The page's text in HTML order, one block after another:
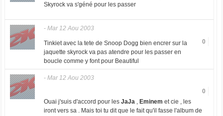
Skyrock va s'géné pour les passer
- Mar 12 Aou 2003
0
Tinkiet avec la tete de Snoop Dogg bien encrer sur la
jaquette skyrock va pas atendre pour les passer en
boucle comme y font pour Beautiful
- Mar 12 Aou 2003
0
Ouai j'suis d'accord pour les JaJa, Eminem et cie , les
iront vers sa . Mais toi tu dit que le fait qu'il fasse l'album de